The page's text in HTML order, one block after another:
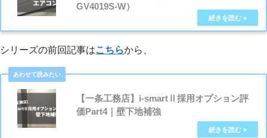
GV4019S-W）
シリーズの前回記事はこちらから、
【一条工務店】i-smartⅡ採用オプション評
価Part4｜壁下地補強